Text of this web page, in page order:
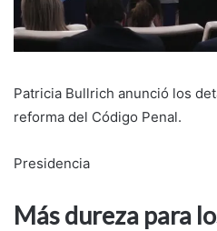
Patricia Bullrich anunció los
reforma del Código Penal.
Presidencia
Más dureza para